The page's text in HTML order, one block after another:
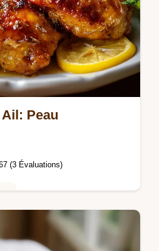
Peau
(3 Évaluations)
citron ail avec notre
de poulet citron ail au